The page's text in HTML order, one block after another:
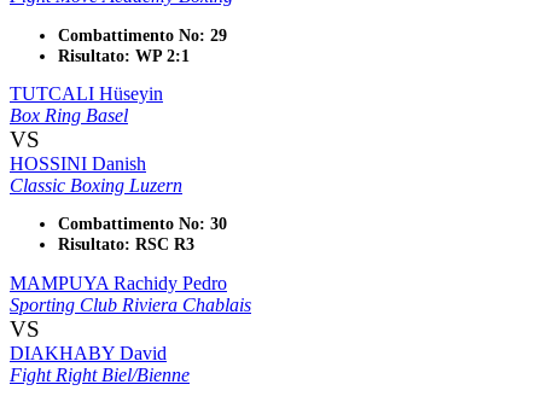
Combattimento No: 29
Risultato: WP 2:1
TUTCALI Hüseyin
Box Ring Basel
VS
HOSSINI Danish
Classic Boxing Luzern
Combattimento No: 30
Risultato: RSC R3
MAMPUYA Rachidy Pedro
Sporting Club Riviera Chablais
VS
DIAKHABY David
Fight Right Biel/Bienne